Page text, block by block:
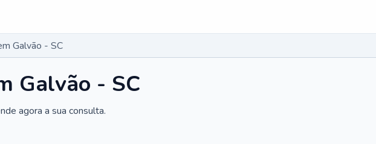
Galvão - SC
Galvão - SC
agora a sua consulta.